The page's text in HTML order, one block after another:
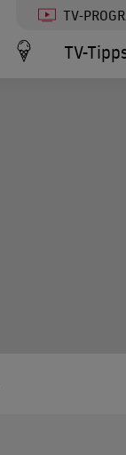
TV-
TV-